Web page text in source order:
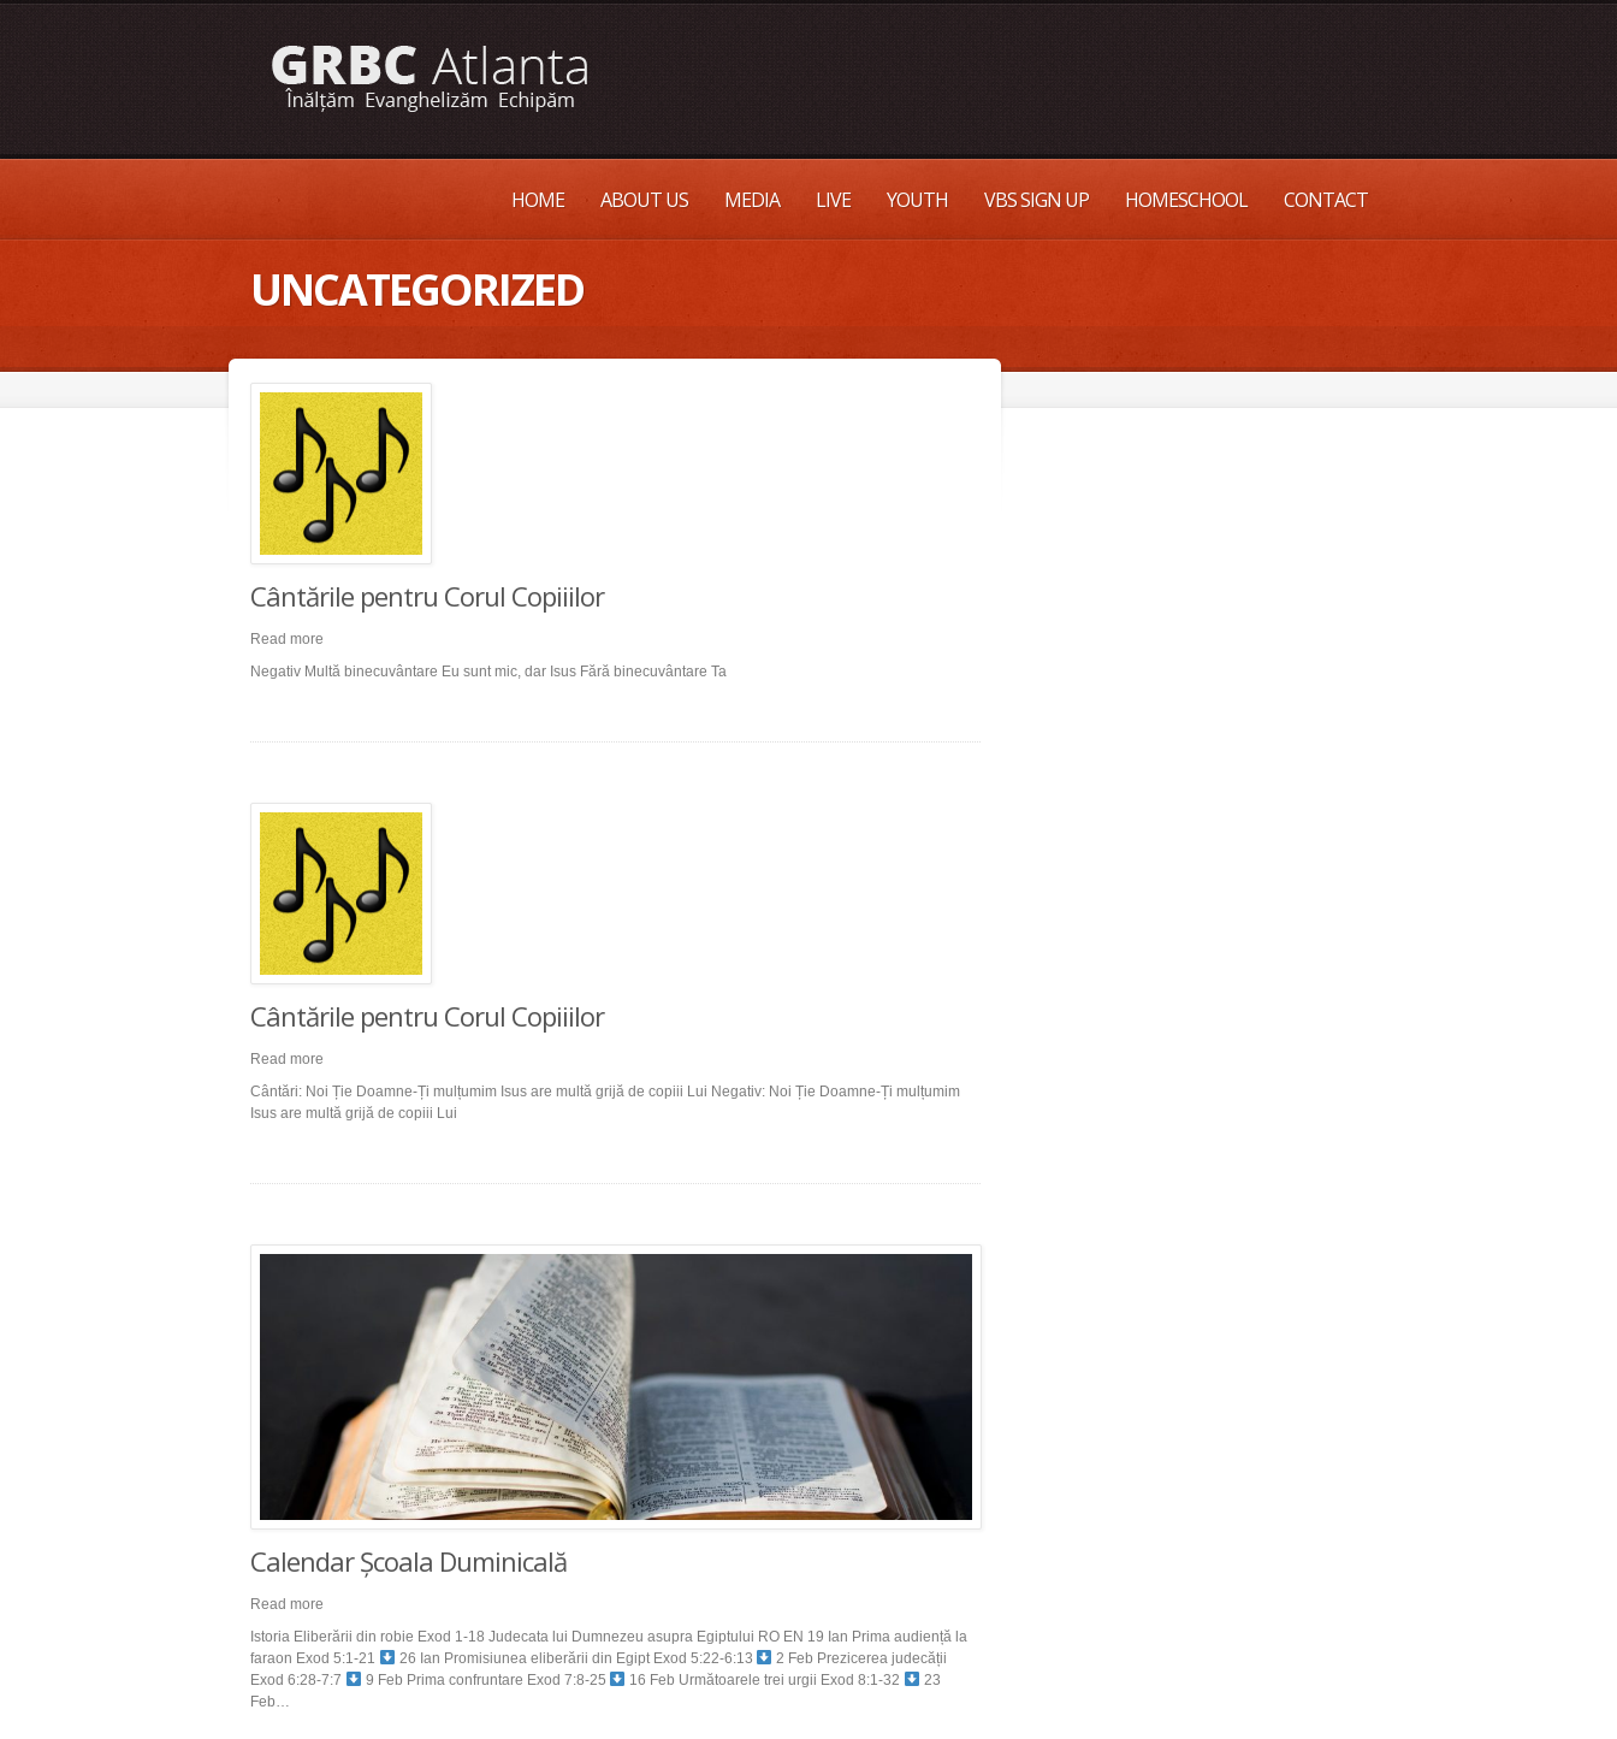
HOME ABOUT US MEDIA LIVE YOUTH VBS SIGN UP HOMESCHOOL CONTACT
UNCATEGORIZED
Cântările pentru Corul Copiiilor
Read more
Negativ Multă binecuvântare Eu sunt mic, dar Isus Fără binecuvântare Ta
Cântările pentru Corul Copiiilor
Read more
Cântări: Noi Ție Doamne-Ți mulțumim Isus are multă grijă de copiii Lui Negativ: Noi Ție Doamne-Ți mulțumim
Isus are multă grijă de copiii Lui
Calendar Școala Duminicală
Read more
Istoria Eliberării din robie Exod 1-18 Judecata lui Dumnezeu asupra Egiptului RO EN 19 Ian Prima audiență la
faraon Exod 5:1-21
26 Ian Promisiunea eliberării din Egipt Exod 5:22-6:13
2 Feb Prezicerea judecății
Exod 6:28-7:7
9 Feb Prima confruntare Exod 7:8-25 16 Feb Următoarele trei urgii Exod 8:1-32
23
Feb…